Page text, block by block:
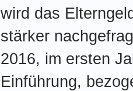
wird das
stärker
2016, im ersten
Einführung,